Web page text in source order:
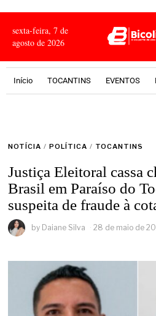
sexta-feira, 7 de
agosto de 2026
Início TOCANTINS EVENTOS
NOTÍCIA / POLÍTICA / TOCANTINS
Justiça Eleitoral cassa
Brasil em Paraíso do
suspeita de fraude à
by Daiane Silva 28 de maio de